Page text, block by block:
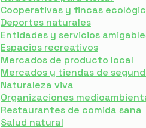
Cooperativas y fincas
Deportes naturales
Entidades y servicios
Espacios recreativos
Mercados de producto local
Mercados y tiendas de
Naturaleza viva
Organizaciones
Restaurantes de comida sana
Salud natural